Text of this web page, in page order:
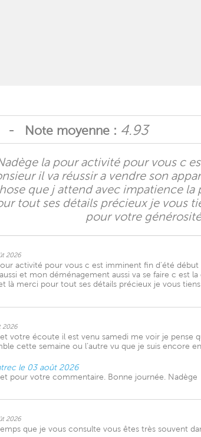
- Note moyenne : 4.93
la pour activité pour vous c
il va réussir a vendre son
que j attend avec impatience
tout ses détails précieux je vous
pour votre
2026
activité pour vous c est imminent fin d'été
et mon déménagement aussi va se faire c est
là merci pour tout ses détails précieux je vous
2026
votre écoute il est venu samedi me voir je pense
cette semaine ou l’autre vu que je suis encore
le 03 août 2026
pour votre commentaire. Bonne journée. Nadège
2026
que je vous consulte vous êtes très souvent